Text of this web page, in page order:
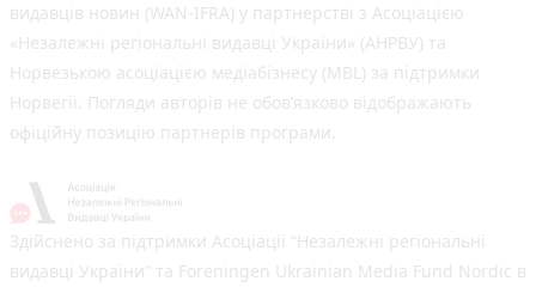
видавців новин (WAN-IFRA) у партнерстві з Асоціацією
«Незалежні регіональні видавці України» (АНРВУ) та
Норвезькою асоціацією медіабізнесу (MBL) за підтримки
Норвегії. Погляди авторів не обов’язково відображають
офіційну позицію партнерів програми.
Здійснено за підтримки Асоціації “Незалежні регіональні
видавці України” та Foreningen Ukrainian Media Fund Nordic в